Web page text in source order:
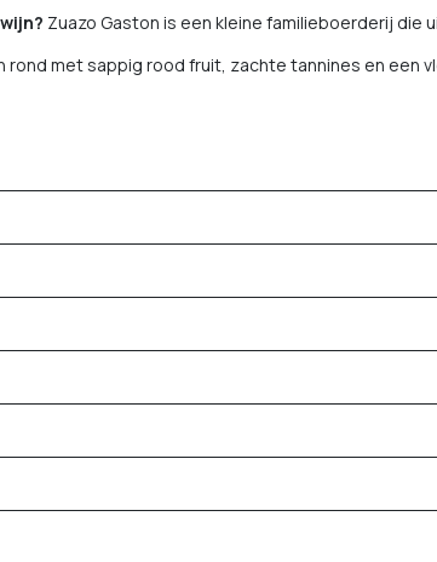
Zuazo Gaston is een kleine familieboerderij
rond met sappig rood fruit, zachte tannines en een